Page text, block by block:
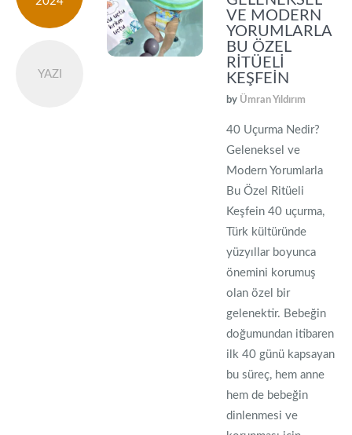
YAZI
VE MODERN
YORUMLARLA
BU ÖZEL
RITÜELI
KEŞFE­IN
by Ümran Yıldırım
40 Uçurma Nedir?
Geleneksel ve
Modern Yorumlarla
Bu Özel Ritüeli
Keşfe­in 40 uçurma,
Türk kültüründe
yüzyıllar boyunca
önemini korumuş
olan özel bir
gelenektir. Bebeğin
doğumundan itibaren
ilk 40 günü kapsayan
bu süreç, hem anne
hem de bebeğin
dinlenmesi ve